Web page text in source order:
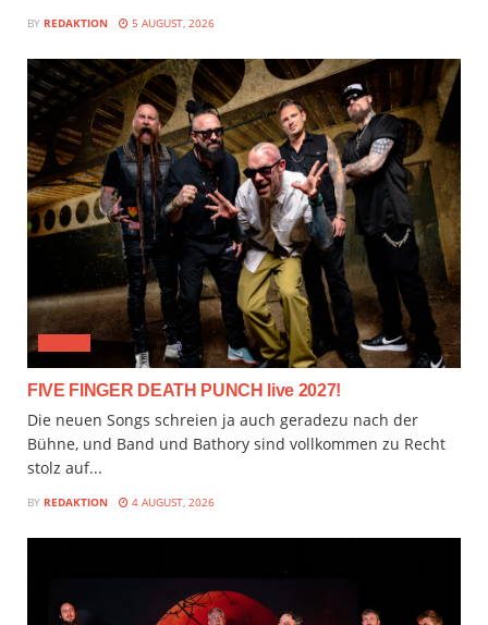
BY REDAKTION 5 AUGUST, 2026
FIVE FINGER DEATH PUNCH live 2027!
Die neuen Songs schreien ja auch geradezu nach der
Bühne, und Band und Bathory sind vollkommen zu Recht
stolz auf...
BY REDAKTION 4 AUGUST, 2026